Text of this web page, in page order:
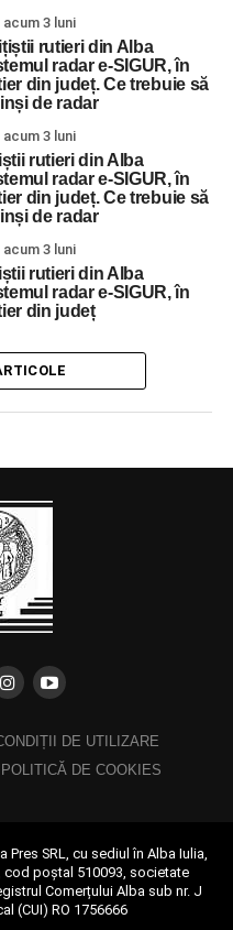
acum 3 luni
rutieri din Alba
radar e-SIGUR, în
din județ. Ce trebuie să
de radar
acum 3 luni
rutieri din Alba
radar e-SIGUR, în
din județ. Ce trebuie să
de radar
acum 3 luni
rutieri din Alba
radar e-SIGUR, în
din județ
DE UTILIZARE
DE COOKIES
Pres SRL, cu sediul în Alba Iulia,
cod poștal 510093, societate
Comerțului Alba sub nr. J
(CUI) RO 1756666